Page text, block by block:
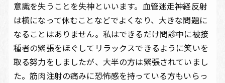
意識を失うことを失神といいます。血管迷走神経反射
は横になって休むことなどでよくなり、大きな問題に
なることはありません。私はできるだけ問診中に被接
種者の緊張をほぐしてリラックスできるように笑いを
取る努力をしましたが、大半の方は緊張されていまし
た。筋肉注射の痛みに恐怖感を持っている方もいらっ